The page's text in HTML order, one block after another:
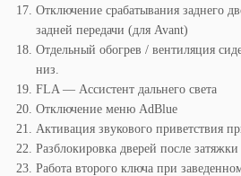
Отключение срабатывания заднего
задней передачи (для Avant)
Отдельный обогрев / вентиляция
низ.
FLA — Ассистент дальнего света
Отключение меню AdBlue
Активация звукового приветствия
Разблокировка дверей после
Работа второго ключа при